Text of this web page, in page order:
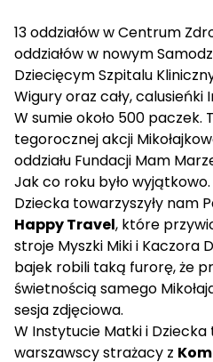
13 oddziałów w Centrum
oddziałów w nowym
Dziecięcym Szpitalu
Wigury oraz cały,
W sumie około 500 paczek.
tegorocznej akcji
oddziału Fundacji Mam
Jak co roku było
Dziecka towarzyszyły nam
Happy Travel, które
stroje Myszki Miki i Kaczora
bajek robili taką furorę, że
świetnością samego
sesja zdjęciowa.
W Instytucie Matki i
warszawscy strażacy z